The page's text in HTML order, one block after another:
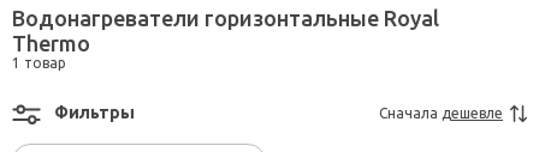
Водонагреватели горизонтальные Royal
Thermo
1 товар
Фильтры Сначала дешевле